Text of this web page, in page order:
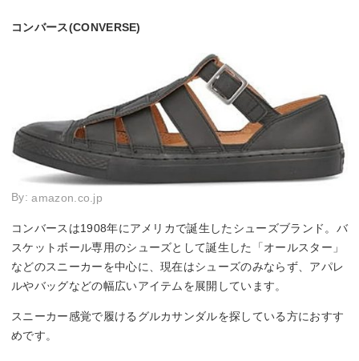
コンバース(CONVERSE)
By:amazon.co.jp
コンバースは1908年にアメリカで誕生したシューズブランド。バ
スケットボール専用のシューズとして誕生した「オールスター」
などのスニーカーを中心に、現在はシューズのみならず、アパレ
ルやバッグなどの幅広いアイテムを展開しています。
スニーカー感覚で履けるグルカサンダルを探している方におすす
めです。